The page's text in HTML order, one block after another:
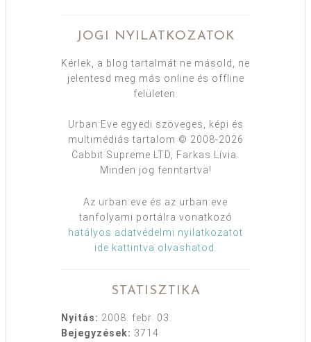
JOGI NYILATKOZATOK
Kérlek, a blog tartalmát ne másold, ne
jelentesd meg más online és offline
felületen.
Urban:Eve egyedi szöveges, képi és
multimédiás tartalom © 2008-2026
Cabbit Supreme LTD, Farkas Lívia.
Minden jog fenntartva!
Az urban:eve és az urban:eve
tanfolyami portálra vonatkozó
hatályos adatvédelmi nyilatkozatot
ide kattintva olvashatod .
STATISZTIKA
Nyitás: 2008. febr. 03.
Bejegyzések: 3714